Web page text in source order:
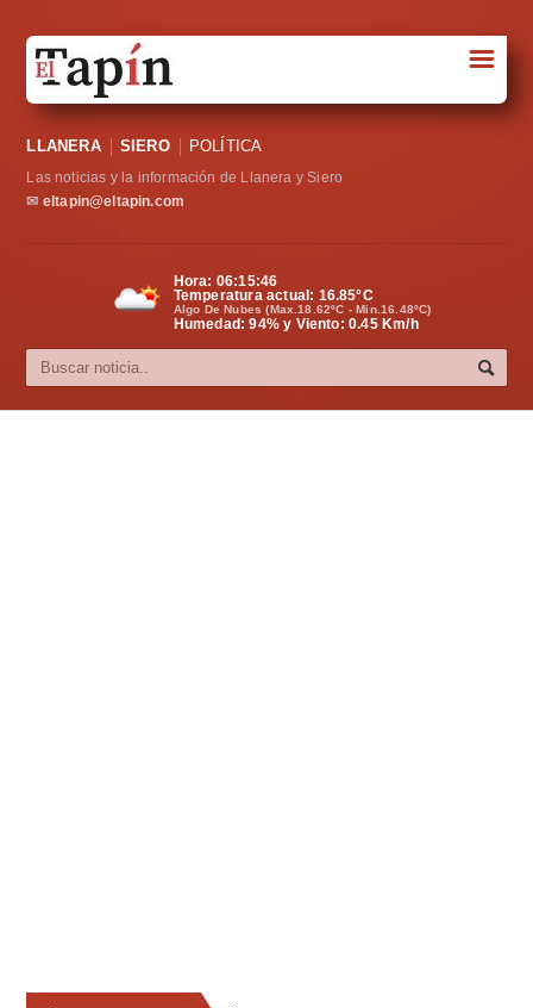
Sociedad
Política
Cultura
☰
LLANERA SIERO POLÍTICA
Las noticias y la información de Llanera y Siero
✉ eltapin@eltapin.com
Hora: 06:15:46
Temperatura actual: 16.85°C
Algo De Nubes (Max.18.62ºC - Min.16.48ºC)
Humedad: 94% y Viento: 0.45 Km/h